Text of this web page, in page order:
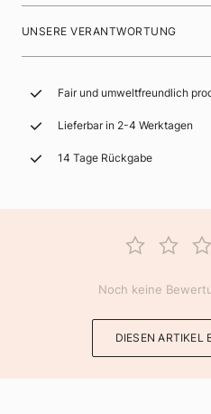
UNSERE VERANTWORTUNG
Fair und umweltfreundlich
Lieferbar in 2-4 Werktagen
14 Tage Rückgabe
Noch keine
DIESEN ARTIKEL